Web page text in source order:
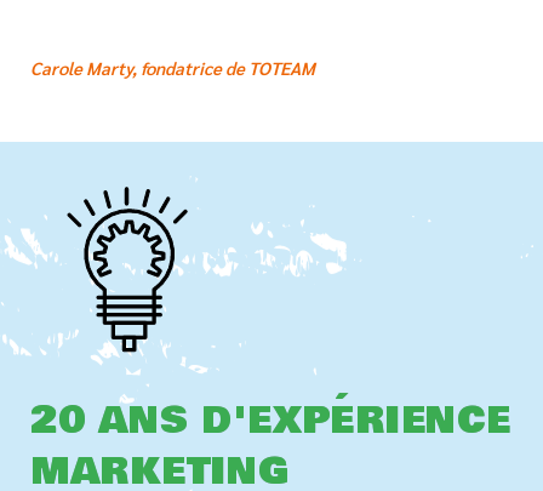
Carole Marty, fondatrice de TOTEAM
20 ANS D'EXPÉRIENCE
MARKETING